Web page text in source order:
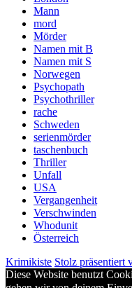
Mann
mord
Mörder
Namen mit B
Namen mit S
Norwegen
Psychopath
Psychothriller
rache
Schweden
serienmörder
taschenbuch
Thriller
Unfall
USA
Vergangenheit
Verschwinden
Whodunit
Österreich
Krimikiste Stolz präsentiert
Diese Website benutzt